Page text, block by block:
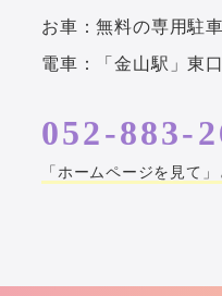
お車：無料の専用駐
電車：「金山駅」東
052-883-
「ホームページを見て